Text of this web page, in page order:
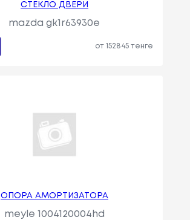
СТЕКЛО ДВЕРИ
mazda gk1r63930e
от 152845 тенге
ОПОРА АМОРТИЗАТОРА
meyle 1004120004hd